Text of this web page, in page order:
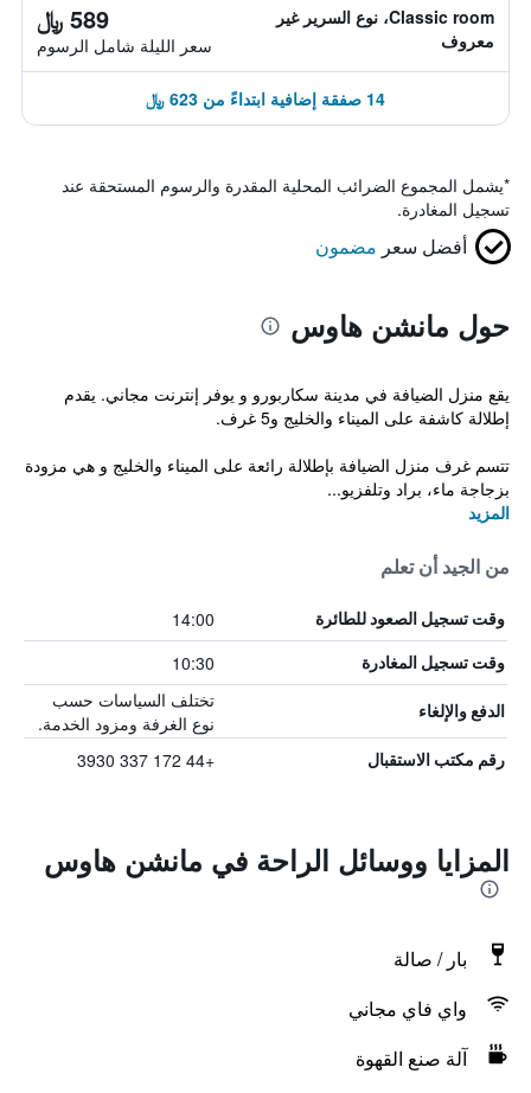
Classic room، نوع السرير غير
معروف
589 ﷼
سعر الليلة شامل الرسوم
14 صفقة إضافية ابتداءً من 623 ﷼
*يشمل المجموع الضرائب المحلية المقدرة والرسوم المستحقة عند
تسجيل المغادرة.
أفضل سعر مضمون
حول مانشن هاوس
يقع منزل الضيافة في مدينة سكاربورو و يوفر إنترنت مجاني. يقدم
إطلالة كاشفة على الميناء والخليج و5 غرف.
تتسم غرف منزل الضيافة بإطلالة رائعة على الميناء والخليج و هي مزودة
بزجاجة ماء، براد وتلفزيو...
المزيد
من الجيد أن تعلم
وقت تسجيل الصعود للطائرة 14:00
وقت تسجيل المغادرة 10:30
الدفع والإلغاء
تختلف السياسات حسب
نوع الغرفة ومزود الخدمة.
رقم مكتب الاستقبال +44 172 337 3930
المزايا ووسائل الراحة في مانشن هاوس
بار / صالة
واي فاي مجاني
آلة صنع القهوة